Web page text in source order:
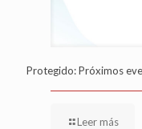
Protegido: Próximos
Leer más